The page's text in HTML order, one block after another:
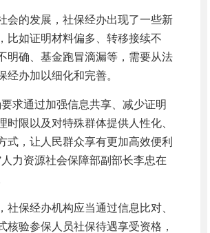
会的发展，社保经办出现了一些新
比如证明材料偏多、转移接续不
明确、基金跑冒滴漏等，需要从法
经办加以细化和完善。
求通过加强信息共享、减少证明
时限以及对特殊群体提供人性化、
式，让人民群众享有更加高效便利
力资源社会保障部副部长李忠在
社保经办机构应当通过信息比对、
核验参保人员社保待遇享受资格，